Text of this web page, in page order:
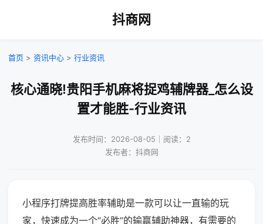
抖商网
首页 > 资讯中心 > 行业资讯
核心通晓!贵阳手机麻将捉鸡辅牌器_怎么设
置才能胜-行业资讯
发布时间：2026-08-05｜阅读：2
发布者：抖商网
小程序打牌提高胜率辅助是一款可以让一直输的玩
家，快速成为一个“必胜”的输赢辅助神器，有需要的